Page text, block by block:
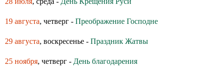
19 августа, четверг - Преображение Господне
29 августа, воскресенье - Праздник Жатвы
25 ноября, четверг - День благодарения